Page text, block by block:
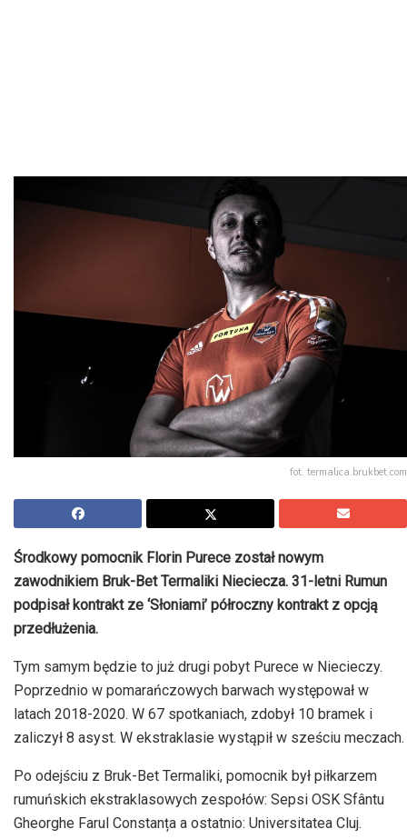
fot. termalica.brukbet.com
Środkowy pomocnik Florin Purece został nowym
zawodnikiem Bruk-Bet Termaliki Nieciecza. 31-letni Rumun
podpisał kontrakt ze ‘Słoniami’ półroczny kontrakt z opcją
przedłużenia.
Tym samym będzie to już drugi pobyt Purece w Niecieczy.
Poprzednio w pomarańczowych barwach występował w
latach 2018-2020. W 67 spotkaniach, zdobył 10 bramek i
zaliczył 8 asyst. W ekstraklasie wystąpił w sześciu meczach.
Po odejściu z Bruk-Bet Termaliki, pomocnik był piłkarzem
rumuńskich ekstraklasowych zespołów: Sepsi OSK Sfântu
Gheorghe Farul Constanța a ostatnio: Universitatea Cluj.